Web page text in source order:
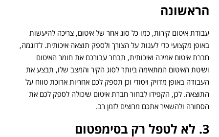
הראשונה
עבודת איטום קירות, כמו כל סוג אחר של איטום, צריכה להיעשות
באופן מקצועי כדי לענות על הצורך ולספק תוצאה איכותית. לדוגמה,
חברת איטום אמינה ואיכותית, תבחר עבורכם את חומר האיטום
ושיטת האיטום המתאימה ביותר לסוג הקיר והמצב שלו, תבצע את
העבודה באופן מדויק ויסודי וכן תספק לכם אחריות ארוכת טווח על
התוצאה. לכן, הקפידו לבחור חברת איטום שיכולה לספק לכם את
הסחורה ולהשאיר אתכם מרוצים לזמן רב.
3. לא לטפל רק בסימפטום